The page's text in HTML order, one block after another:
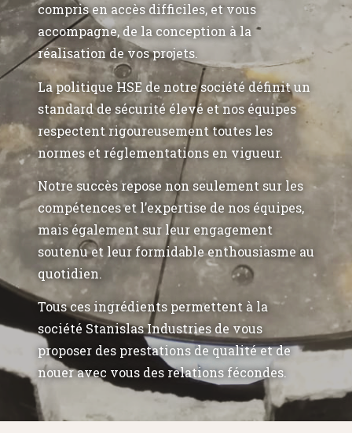
compris en accès difficiles, et vous
accompagne, de la conception à la
réalisation de vos projets.
La politique HSE de notre société définit un
standard de sécurité élevé et nos équipes
respectent rigoureusement toutes les
normes et réglementations en vigueur.
Notre succès repose non seulement sur les
compétences et l’expertise de nos équipes,
mais également sur leur engagement
soutenu et leur formidable enthousiasme au
quotidien.
Tous ces ingrédients permettent à la
société Stanislas Industries de vous
proposer des prestations de qualité et de
nouer avec vous des relations fécondes.